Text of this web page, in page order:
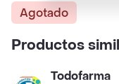
Agotado
Productos
Todofarma